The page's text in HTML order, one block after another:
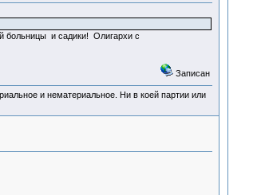
больницы и садики! Олигархи с
Записан
и нематериальное. Ни в коей партии или